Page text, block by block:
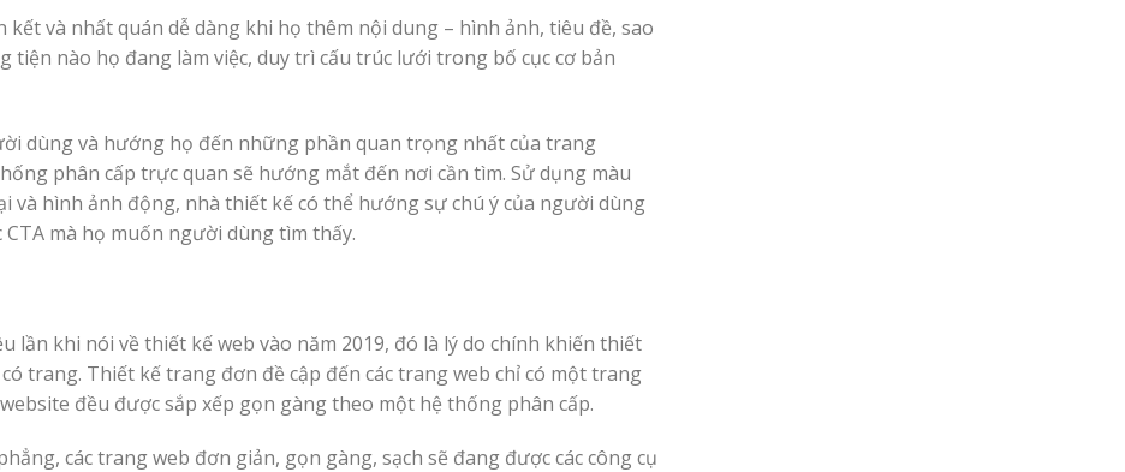
và nhất quán dễ dàng khi họ thêm nội dung – hình ảnh, tiêu đề, sao
nào họ đang làm việc, duy trì cấu trúc lưới trong bố cục cơ bản
dùng và hướng họ đến những phần quan trọng nhất của trang
phân cấp trực quan sẽ hướng mắt đến nơi cần tìm. Sử dụng màu
và hình ảnh động, nhà thiết kế có thể hướng sự chú ý của người dùng
mà họ muốn người dùng tìm thấy.
lần khi nói về thiết kế web vào năm 2019, đó là lý do chính khiến thiết
trang. Thiết kế trang đơn đề cập đến các trang web chỉ có một trang
đều được sắp xếp gọn gàng theo một hệ thống phân cấp.
các trang web đơn giản, gọn gàng, sạch sẽ đang được các công cụ